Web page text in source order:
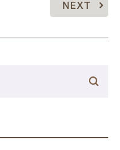
NEXT